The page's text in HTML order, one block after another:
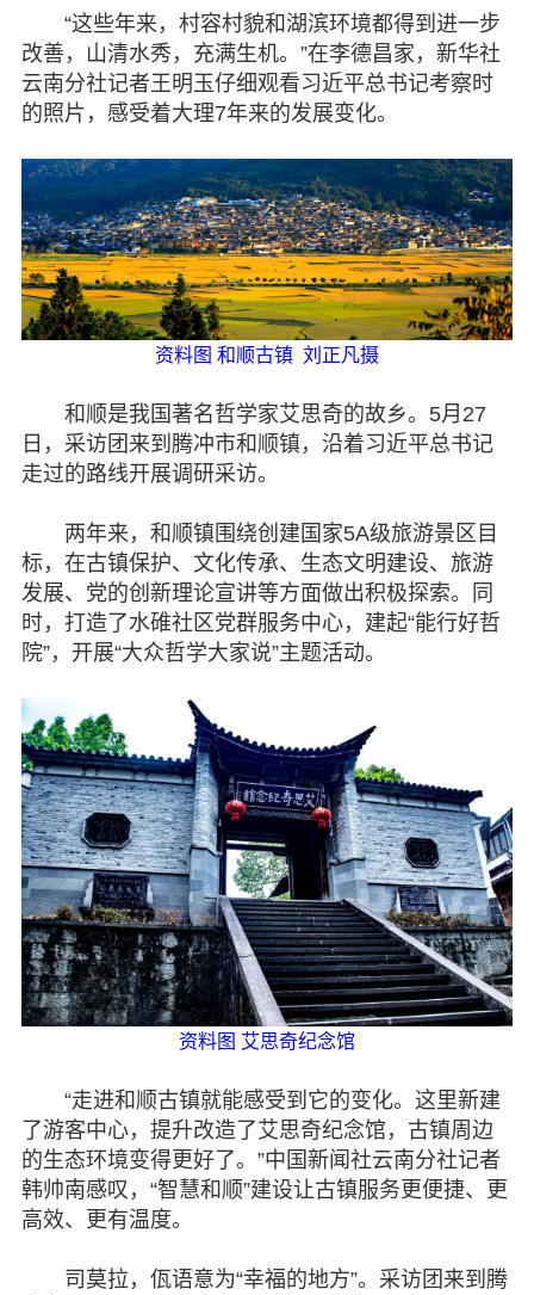
“这些年来，村容村貌和湖滨环境都得到进一步
改善，山清水秀，充满生机。”在李德昌家，新华社
云南分社记者王明玉仔细观看习近平总书记考察时
的照片，感受着大理7年来的发展变化。
资料图 和顺古镇 刘正凡摄
和顺是我国著名哲学家艾思奇的故乡。5月27
日，采访团来到腾冲市和顺镇，沿着习近平总书记
走过的路线开展调研采访。
两年来，和顺镇围绕创建国家5A级旅游景区目
标，在古镇保护、文化传承、生态文明建设、旅游
发展、党的创新理论宣讲等方面做出积极探索。同
时，打造了水碓社区党群服务中心，建起“能行好哲
院”，开展“大众哲学大家说”主题活动。
资料图 艾思奇纪念馆
“走进和顺古镇就能感受到它的变化。这里新建
了游客中心，提升改造了艾思奇纪念馆，古镇周边
的生态环境变得更好了。”中国新闻社云南分社记者
韩帅南感叹，“智慧和顺”建设让古镇服务更便捷、更
高效、更有温度。
司莫拉，佤语意为“幸福的地方”。采访团来到腾